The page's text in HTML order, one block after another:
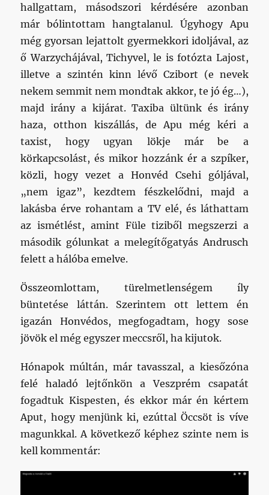
hallgattam, másodszori kérdésére azonban
már bólintottam hangtalanul. Úgyhogy Apu
még gyorsan lejattolt gyermekkori idoljával, az
ő Warzychájával, Tichyvel, le is fotózta Lajost,
illetve a szintén kinn lévő Czibort (e nevek
nekem semmit nem mondtak akkor, te jó ég…),
majd irány a kijárat. Taxiba ültünk és irány
haza, otthon kiszállás, de Apu még kéri a
taxist, hogy ugyan lökje már be a
körkapcsolást, és mikor hozzánk ér a szpíker,
közli, hogy vezet a Honvéd Csehi góljával,
„nem igaz”, kezdtem fészkelődni, majd a
lakásba érve rohantam a TV elé, és láthattam
az ismétlést, amint Füle tiziből megszerzi a
második gólunkat a melegítőgatyás Andrusch
felett a hálóba emelve.
Összeomlottam, türelmetlenségem íly
büntetése láttán. Szerintem ott lettem én
igazán Honvédos, megfogadtam, hogy sose
jövök el még egyszer meccsről, ha kijutok.
Hónapok múltán, már tavasszal, a kiesőzóna
felé haladó lejtőnkön a Veszprém csapatát
fogadtuk Kispesten, és ekkor már én kértem
Aput, hogy menjünk ki, ezúttal Öccsöt is víve
magunkkal. A következő képhez szinte nem is
kell kommentár: